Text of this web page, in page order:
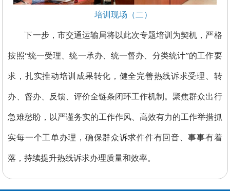
培训现场（二）
下一步，市交通运输局将以此次专题培训为契机，严格
按照“统一受理、统一承办、统一督办、分类统计”的工作要
求，扎实推动培训成果转化，健全完善热线诉求受理、转
办、督办、反馈、评价全链条闭环工作机制。聚焦群众出行
急难愁盼，以严谨务实的工作作风、高效有力的工作举措抓
实每一个工单办理，确保群众诉求件件有回音、事事有着
落，持续提升热线诉求办理质量和效率。